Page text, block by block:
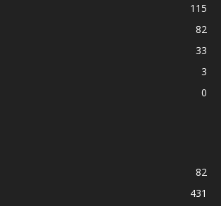
115
82
33
3
0
82
431